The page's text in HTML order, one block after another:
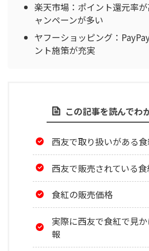
楽天市場：ポイント還元率
ャンペーンが多い
ヤフーショッピング：
ント施策が充実
この記事を読んでわ
西友で取り扱いがある
西友で販売されている
食紅の販売価格
実際に西友で食紅で見
報